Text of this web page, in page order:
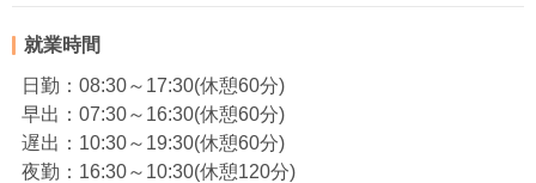
就業時間
日勤：08:30～17:30(休憩60分)
早出：07:30～16:30(休憩60分)
遅出：10:30～19:30(休憩60分)
夜勤：16:30～10:30(休憩120分)